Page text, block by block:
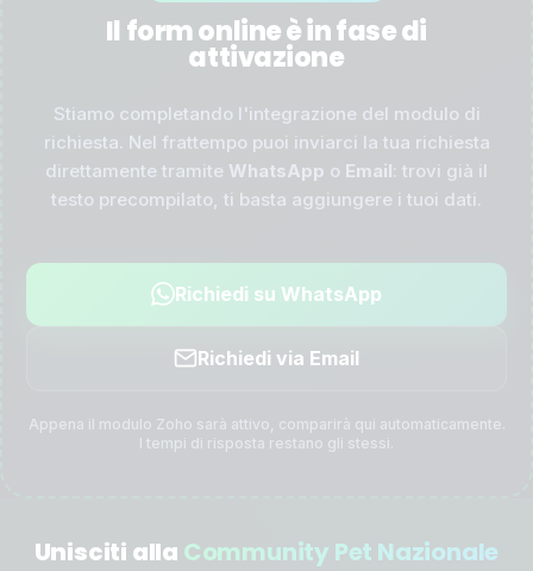
Il form online è in fase di
attivazione
Stiamo completando l'integrazione del modulo di
richiesta. Nel frattempo puoi inviarci la tua richiesta
direttamente tramite WhatsApp o Email: trovi già il
testo precompilato, ti basta aggiungere i tuoi dati.
Richiedi su WhatsApp
Richiedi via Email
Appena il modulo Zoho sarà attivo, comparirà qui automaticamente.
I tempi di risposta restano gli stessi.
Unisciti alla Community Pet Nazionale